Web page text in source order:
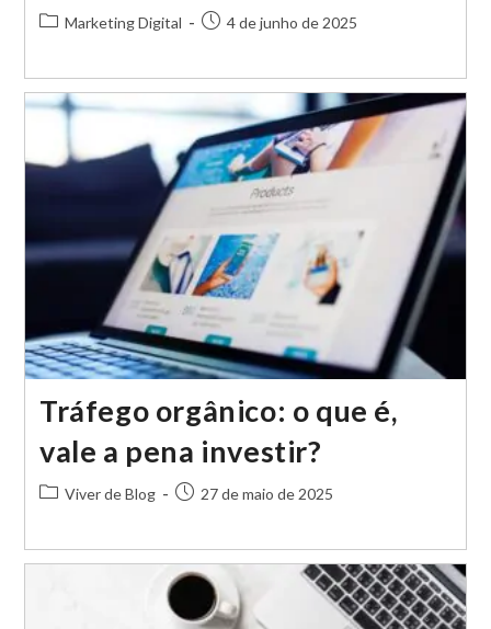
Categoria
Marketing Digital
Post4 de junho de 2025
Tráfego orgânico: o que é,
vale a pena investir?
Categoria
Viver de Blog
Post27 de maio de 2025